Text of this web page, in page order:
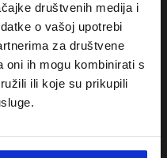
društvenih medija i
o vašoj upotrebi
za društvene
oni ih mogu kombinirati s
ili koje su prikupili